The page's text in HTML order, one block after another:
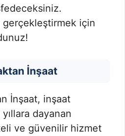
için
İnşaat
İnşaat, inşaat
dayanan
ve güvenilir hizmet